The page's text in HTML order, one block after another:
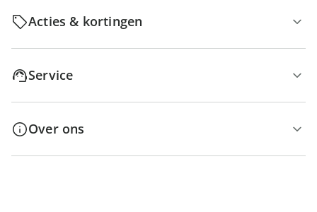
Acties & kortingen
Service
Over ons